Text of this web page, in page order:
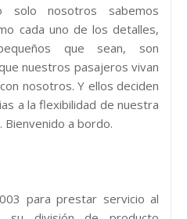
solo nosotros sabemos
cada uno de los detalles,
que sean, son
nuestros pasajeros vivan
nosotros. Y ellos deciden
a la flexibilidad de nuestra
Bienvenido a bordo.
para prestar servicio al